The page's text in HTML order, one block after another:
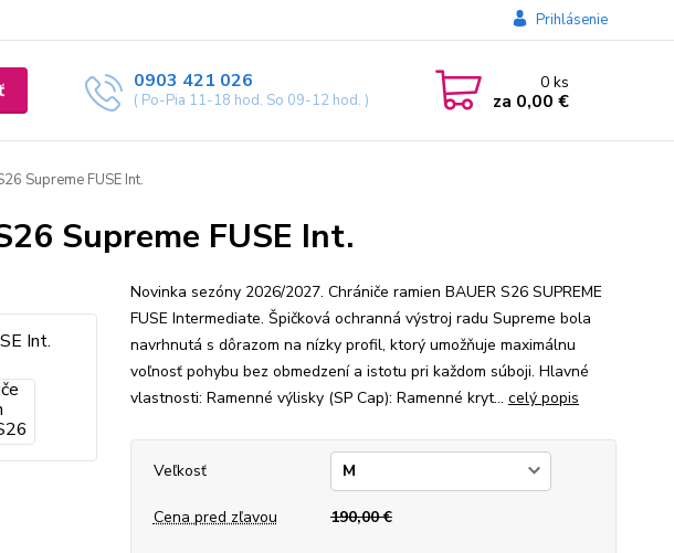
Prihlásenie
0903 421 026
( Po-Pia 11-18 hod. So 09-12 hod. )
0ks
za 0,00 €
Supreme FUSE Int.
Supreme FUSE Int.
Novinka sezóny 2026/2027. Chrániče ramien BAUER S26 SUPREME
FUSE Intermediate. Špičková ochranná výstroj radu Supreme bola
navrhnutá s dôrazom na nízky profil, ktorý umožňuje maximálnu
voľnosť pohybu bez obmedzení a istotu pri každom súboji. Hlavné
vlastnosti: Ramenné výlisky (SP Cap): Ramenné kryt... celý popis
Veľkosť
Cena pred zľavou 190,00 €